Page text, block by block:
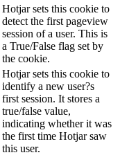
Hotjar sets this cookie to
detect the first pageview
session of a user. This is
a True/False flag set by
the cookie.
Hotjar sets this cookie to
identify a new user?s
first session. It stores a
true/false value,
indicating whether it was
the first time Hotjar saw
this user.